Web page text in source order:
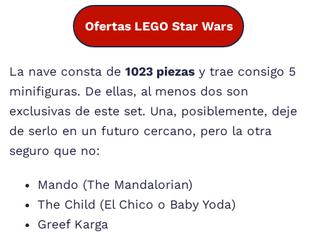
Ofertas LEGO Star Wars
La nave consta de1023 piezas y trae consigo 5
minifiguras. De ellas, al menos dos son
exclusivas de este set. Una, posiblemente, deje
de serlo en un futuro cercano, pero la otra
seguro que no:
Mando (The Mandalorian)
The Child (El Chico o Baby Yoda)
Greef Karga